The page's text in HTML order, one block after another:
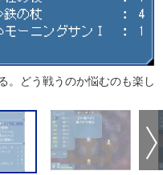
。どう戦うのか悩むのも楽し